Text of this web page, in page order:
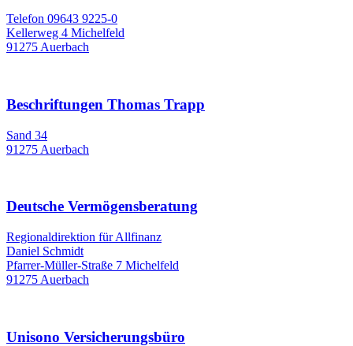
Telefon 09643 9225-0
Kellerweg 4 Michelfeld
91275 Auerbach
Beschriftungen Thomas Trapp
Sand 34
91275 Auerbach
Deutsche Vermögensberatung
Regionaldirektion für Allfinanz
Daniel Schmidt
Pfarrer-Müller-Straße 7 Michelfeld
91275 Auerbach
Unisono Versicherungsbüro